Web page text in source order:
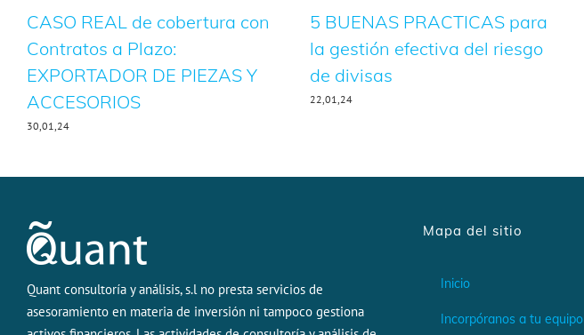
CASO REAL de cobertura con
Contratos a Plazo:
EXPORTADOR DE PIEZAS Y
ACCESORIOS
30,01,24
5 BUENAS PRACTICAS para
la gestión efectiva del riesgo
de divisas
22,01,24
Quant consultoría y análisis, s.l no presta servicios de
asesoramiento en materia de inversión ni tampoco gestiona
Mapa del sitio
Inicio
Incorpóranos a tu equipo